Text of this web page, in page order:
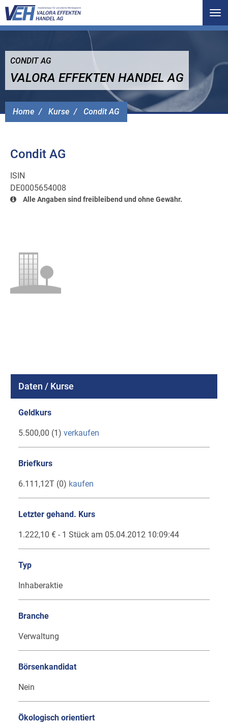
Home Kurse Condit AG
CONDIT AG
VALORA EFFEKTEN HANDEL AG
Condit AG
ISIN
DE0005654008
Alle Angaben sind freibleibend und ohne Gewähr.
Daten / Kurse
Geldkurs
5.500,00 (1) verkaufen
Briefkurs
6.111,12T (0) kaufen
Letzter gehand. Kurs
1.222,10 € - 1 Stück am 05.04.2012 10:09:44
Typ
Inhaberaktie
Branche
Verwaltung
Börsenkandidat
Nein
Ökologisch orientiert